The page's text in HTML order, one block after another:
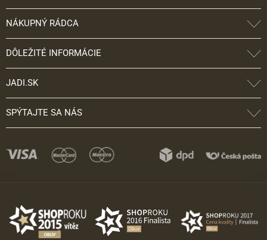
NÁKUPNÝ RÁDCA
DÔLEŽITÉ INFORMÁCIE
JADI.SK
SPÝTAJTE SA NÁS